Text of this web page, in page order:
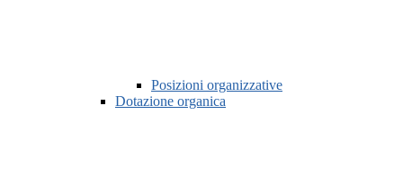
Posizioni organizzative
Dotazione organica